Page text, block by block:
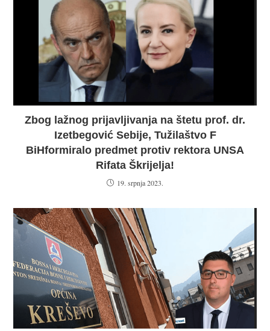
Zbog lažnog prijavljivanja na štetu prof. dr.
Izetbegović Sebije, Tužilaštvo F
BiHformiralo predmet protiv rektora UNSA
Rifata Škrijelja!
19. srpnja 2023.